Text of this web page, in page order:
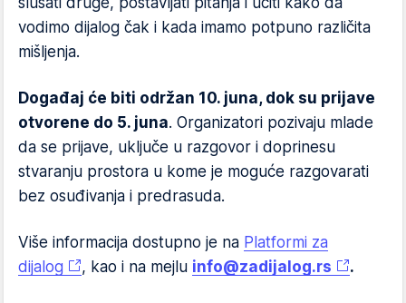
vodimo dijalog čak i kada imamo potpuno različita
mišljenja.
Događaj će biti održan 10. juna, dok su prijave
otvorene do 5. juna. Organizatori pozivaju mlade
da se prijave, uključe u razgovor i doprinesu
stvaranju prostora u kome je moguće razgovarati
bez osuđivanja i predrasuda.
Više informacija dostupno je na Platformi za
dijalog
, kao i na mejlu info@zadijalog.rs .